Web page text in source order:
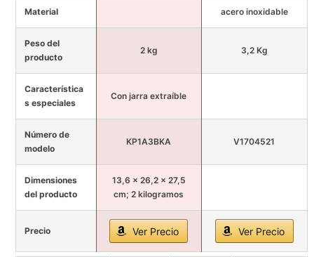
Material acero inoxidable
Peso del
producto
2 kg 3,2 Kg
Característica
s especiales
Con jarra extraíble
Número de
modelo
KP1A3BKA V1704521
Dimensiones
del producto
13,6 x 26,2 x 27,5
cm; 2 kilogramos
Precio Ver Precio Ver Precio